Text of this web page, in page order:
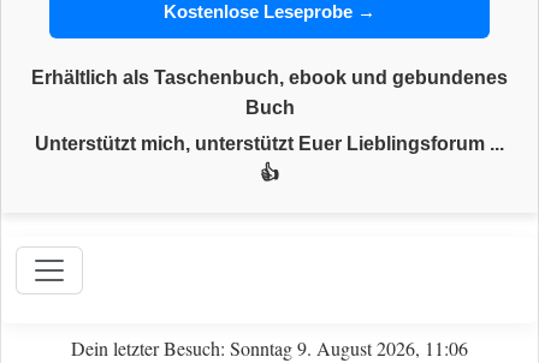
Kostenlose Leseprobe →
Erhältlich als Taschenbuch, ebook und gebundenes
Buch
Unterstützt mich, unterstützt Euer Lieblingsforum ...
👍
Dein letzter Besuch: Sonntag 9. August 2026, 11:06